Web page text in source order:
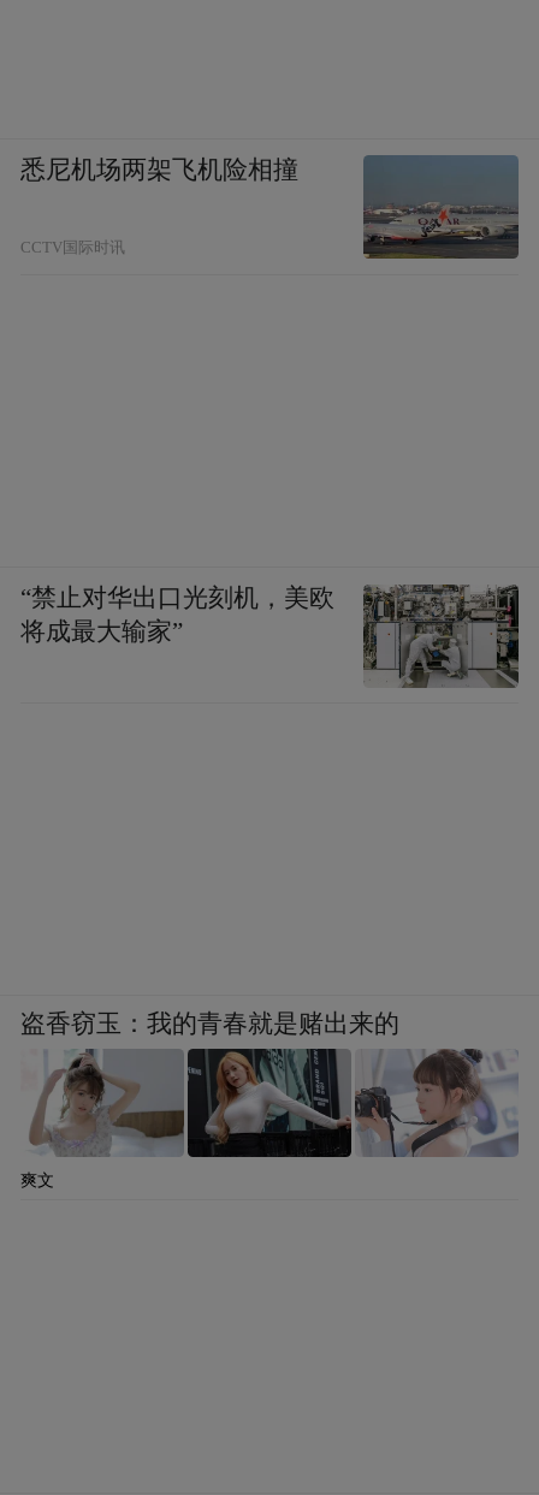
悉尼机场两架飞机险相撞
CCTV国际时讯
“禁止对华出口光刻机，美欧
将成最大输家”
盗香窃玉：我的青春就是赌出来的
爽文